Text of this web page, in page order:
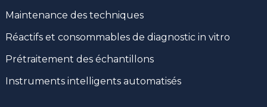
Maintenance des techniques
Réactifs et consommables de diagnostic in vitro
Prétraitement des échantillons
Instruments intelligents automatisés